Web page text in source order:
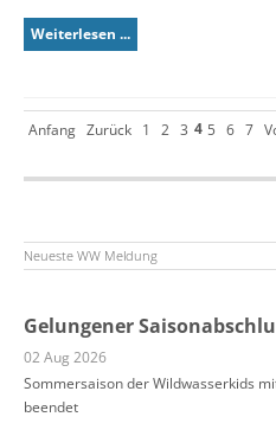
Weiterlesen ...
Anfang Zurück 1 2 3 4 5 6 7
Neueste WW Meldung
Gelungener
02 Aug 2026
Sommersaison der Wildwasserkids
beendet